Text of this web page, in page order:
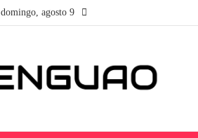
domingo, agosto 9